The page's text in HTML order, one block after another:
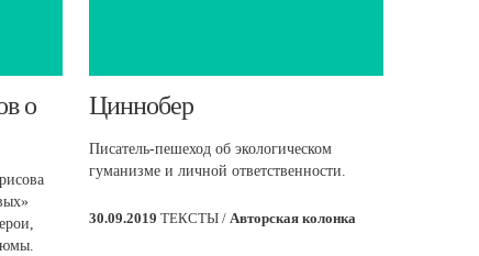
о
Циннобер
Писатель-пешеход об экологическом
гуманизме и личной ответственности.
30.09.2019 ТЕКСТЫ / Авторская колонка